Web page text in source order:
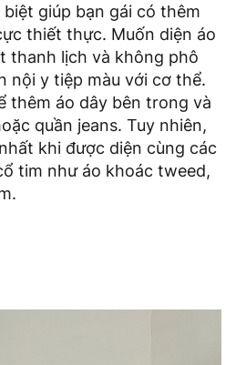
giúp bạn gái có thêm
thiết thực. Muốn diện áo
thanh lịch và không phô
nội y tiệp màu với cơ thể.
thêm áo dây bên trong và
quần jeans. Tuy nhiên,
khi được diện cùng các
tim như áo khoác tweed,